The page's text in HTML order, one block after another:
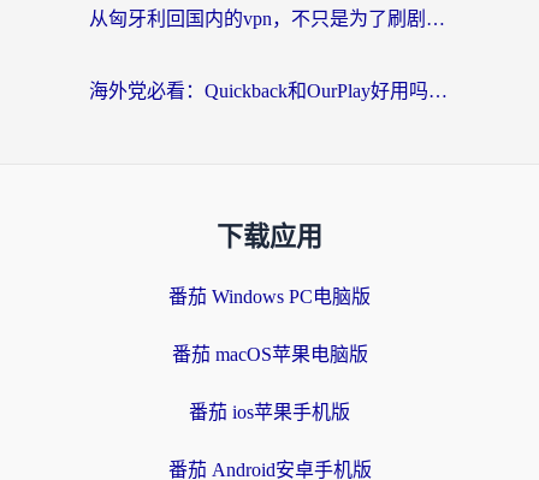
从匈牙利回国内的vpn，不只是为了刷剧那么简单
海外党必看：Quickback和OurPlay好用吗？3分钟选对回国加速器，无缝刷剧玩游戏
下载应用
番茄 Windows PC电脑版
番茄 macOS苹果电脑版
番茄 ios苹果手机版
番茄 Android安卓手机版